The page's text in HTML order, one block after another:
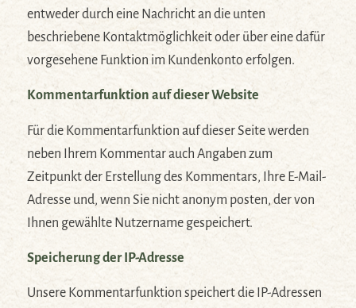
entweder durch eine Nachricht an die unten
beschriebene Kontaktmöglichkeit oder über eine dafür
vorgesehene Funktion im Kundenkonto erfolgen.
Kommentarfunktion auf dieser Website
Für die Kommentarfunktion auf dieser Seite werden
neben Ihrem Kommentar auch Angaben zum
Zeitpunkt der Erstellung des Kommentars, Ihre E-Mail-
Adresse und, wenn Sie nicht anonym posten, der von
Ihnen gewählte Nutzername gespeichert.
Speicherung der IP-Adresse
Unsere Kommentarfunktion speichert die IP-Adressen